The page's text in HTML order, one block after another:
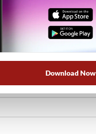
Download Now